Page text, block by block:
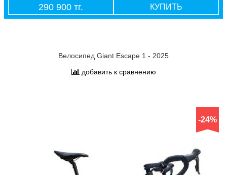
290 900 тг. КУПИТЬ
Велосипед Giant Escape 1 - 2025
добавить к сравнению
-24%